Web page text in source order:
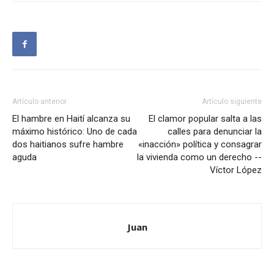
Artículo anterior
El hambre en Haití alcanza su
máximo histórico: Uno de cada
dos haitianos sufre hambre
aguda
Artículo siguiente
El clamor popular salta a las
calles para denunciar la
«inacción» política y consagrar
la vivienda como un derecho --
Víctor López
Juan